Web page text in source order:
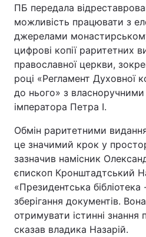
ПБ передала
можливість працювати з
джерелами
цифрові копії раритетних
православної церкви,
році «Регламент Духовної
до нього» з
імператора Петра I.
Обмін раритетними
це значимий крок у
зазначив намісник
єпископ Кронштадтський
«Президентська
зберігання документів.
отримувати істинні знання
сказав владика Назарій.